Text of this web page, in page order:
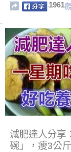
1961
減肥達人分享
碗」，瘦3公